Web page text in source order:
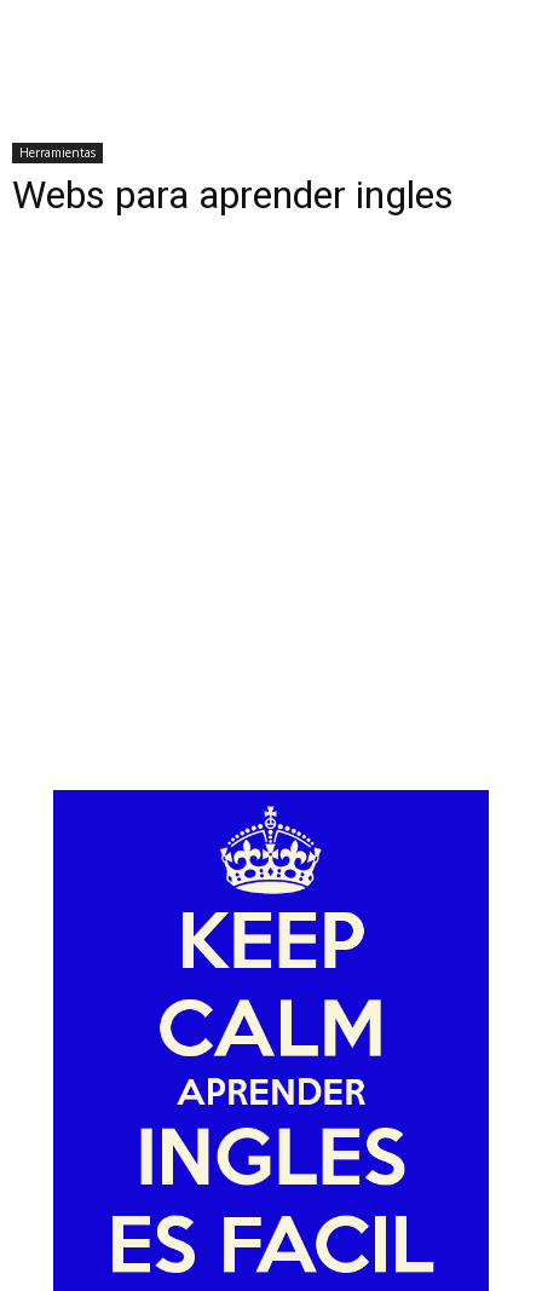
Herramientas
Webs para aprender ingles